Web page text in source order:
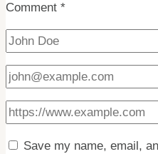
Comment *
Save my name, email,